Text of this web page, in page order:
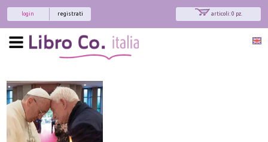
articoli: 0 pz.
registrati
login